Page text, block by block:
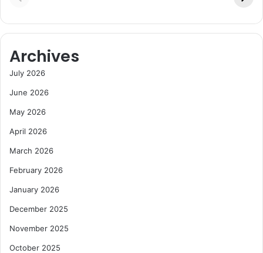
Archives
July 2026
June 2026
May 2026
April 2026
March 2026
February 2026
January 2026
December 2025
November 2025
October 2025